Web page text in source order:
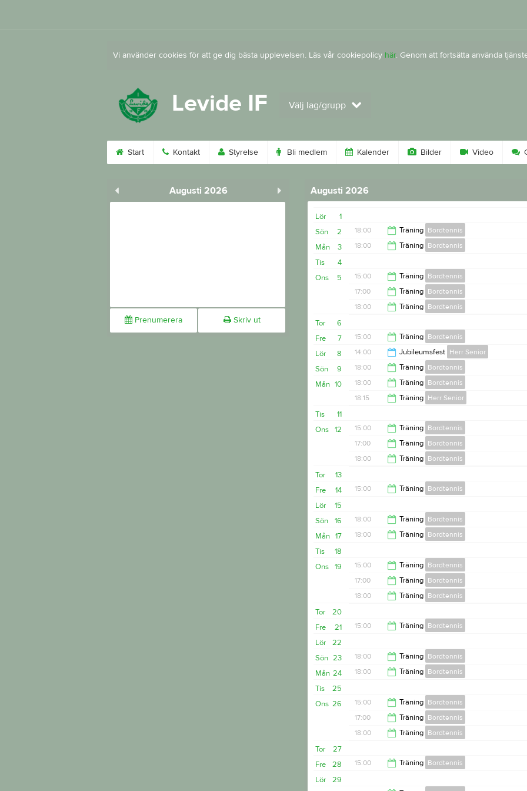
Vi använder cookies för att ge dig bästa upplevelsen. Läs vår cookiepolicy här. Genom att fortsätta använda
Levide IF Välj lag/grupp
Start Kontakt Styrelse Bli medlem Kalender Bilder Video
Augusti 2026
Prenumerera Skriv ut
Augusti 2026
1
Lör
2
Sön 18:00 Träning Bordtennis
3
Mån 18:00 Träning Bordtennis
20:00
4
Tis
5
Ons 15:00 Träning Bordtennis
17:00
17:00 Träning Bordtennis
18:00 Träning Bordtennis
20:00
6
Tor
7
Fre 15:00 Träning Bordtennis
17:00
8
Lör 14:00 Jubileumsfest Herr Senior
17:00
9
Sön 18:00 Träning Bordtennis
20:00
10
Mån 18:00 Träning Bordtennis
18:15 Träning Herr Senior
20:00
11
Tis
12
Ons 15:00 Träning Bordtennis
17:00
17:00 Träning Bordtennis
18:00 Träning Bordtennis
20:00
13
Tor
14
Fre 15:00 Träning Bordtennis
17:00
15
Lör
16
Sön 18:00 Träning Bordtennis
17
Mån 18:00 Träning Bordtennis
20:00
18
Tis
19
Ons 15:00 Träning Bordtennis
17:00
17:00 Träning Bordtennis
18:00 Träning Bordtennis
20:00
20
Tor
21
Fre 15:00 Träning Bordtennis
17:00
22
Lör
23
Sön 18:00 Träning Bordtennis
24
Mån 18:00 Träning Bordtennis
20:00
25
Tis
26
Ons 15:00 Träning Bordtennis
17:00
17:00 Träning Bordtennis
18:00 Träning Bordtennis
20:00
27
Tor
28
Fre 15:00 Träning Bordtennis
29
Lör